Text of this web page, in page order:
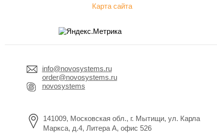
Карта сайта
info@novosystems.ru
order@novosystems.ru
novosystems
141009, Московская обл., г. Мытищи, ул. Карла
Маркса, д.4, Литера А, офис 526